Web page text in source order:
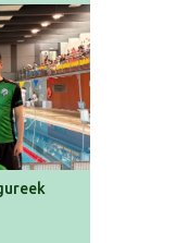
lehiaketa
MASTER
celebrará
del sabado
las
la piscina